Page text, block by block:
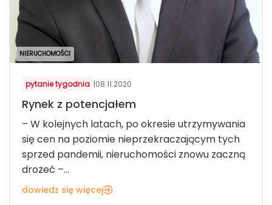
NIERUCHOMOŚCI
pytanie tygodnia |08.11.2020
Rynek z potencjałem
– W kolejnych latach, po okresie utrzymywania
się cen na poziomie nieprzekraczającym tych
sprzed pandemii, nieruchomości znowu zaczną
drożeć –...
dowiedz się więcej